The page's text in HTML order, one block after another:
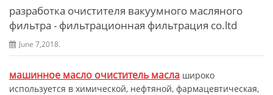
разработка очистителя вакуумного масляного
фильтра - фильтрационная фильтрация co.ltd
June 7,2018.
машинное масло очиститель масла широко
используется в химической, нефтяной, фармацевтическая,